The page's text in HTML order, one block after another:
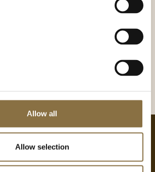
Allow all
Allow selection
er tilknyttet konferanselobbyen der
puste ut mellom samtalene. Lunsj
kan serveres på møterommet eller i
oss